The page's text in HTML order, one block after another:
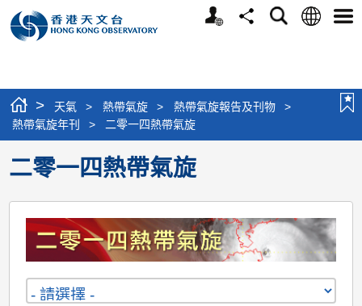
個
分
搜
語
選
> 天氣 > 熱帶氣旋 > 熱帶氣旋報告及刊物
>
熱帶氣旋年刊
> 二零一四熱帶氣旋
二零一四熱帶氣旋